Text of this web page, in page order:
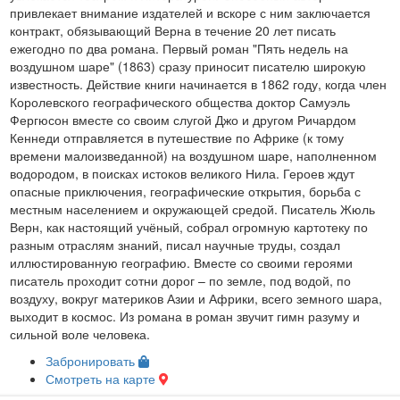
привлекает внимание издателей и вскоре с ним заключается
контракт, обязывающий Верна в течение 20 лет писать
ежегодно по два романа. Первый роман "Пять недель на
воздушном шаре" (1863) сразу приносит писателю широкую
известность. Действие книги начинается в 1862 году, когда член
Королевского географического общества доктор Самуэль
Фергюсон вместе со своим слугой Джо и другом Ричардом
Кеннеди отправляется в путешествие по Африке (к тому
времени малоизведанной) на воздушном шаре, наполненном
водородом, в поисках истоков великого Нила. Героев ждут
опасные приключения, географические открытия, борьба с
местным населением и окружающей средой. Писатель Жюль
Верн, как настоящий учёный, собрал огромную картотеку по
разным отраслям знаний, писал научные труды, создал
иллюстированную географию. Вместе со своими героями
писатель проходит сотни дорог – по земле, под водой, по
воздуху, вокруг материков Азии и Африки, всего земного шара,
выходит в космос. Из романа в роман звучит гимн разуму и
сильной воле человека.
Забронировать
Смотреть на карте